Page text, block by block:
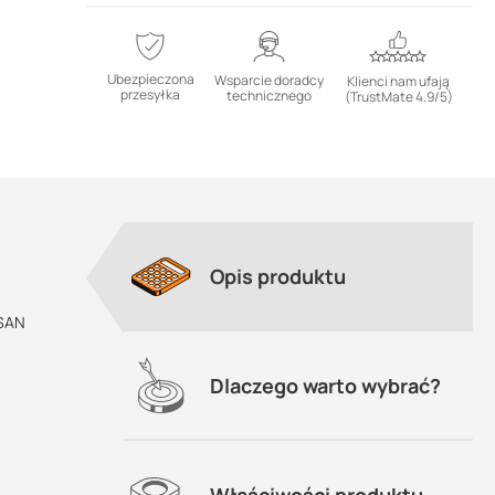
Ubezpieczona
przesyłka
Wsparcie doradcy
technicznego
Klienci nam ufają
(TrustMate 4.9/5)
Opis produktu
Dlaczego warto wybrać?